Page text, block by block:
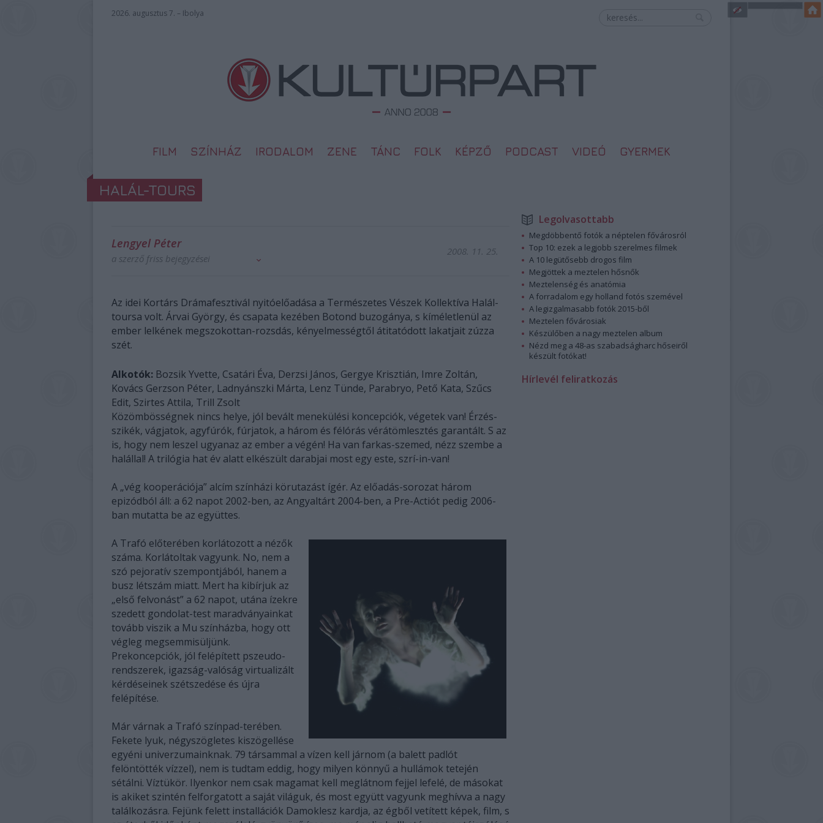
2026. augusztus 7. – Ibolya
FILM SZÍNHÁZ IRODALOM ZENE TÁNC FOLK KÉPZŐ PODCAST VIDEÓ GYERMEK
HALÁL-TOURS
Lengyel Péter
a szerző friss bejegyzései
2008. 11. 25.
Az idei Kortárs Drámafesztivál nyitóelőadása a Természetes Vészek Kollektíva Halál-
toursa volt. Árvai György, és csapata kezében Botond buzogánya, s kíméletlenül az
ember lelkének megszokottan-rozsdás, kényelmességtől átitatódott lakatjait zúzza
szét.
Alkotók: Bozsik Yvette, Csatári Éva, Derzsi János, Gergye Krisztián, Imre Zoltán,
Kovács Gerzson Péter, Ladnyánszki Márta, Lenz Tünde, Parabryo, Pető Kata, Szűcs
Edit, Szirtes Attila, Trill Zsolt
Közömbösségnek nincs helye, jól bevált menekülési koncepciók, végetek van! Érzés-
szikék, vágjatok, agyfúrók, fúrjatok, a három és félórás vérátömlesztés garantált. S az
is, hogy nem leszel ugyanaz az ember a végén! Ha van farkas-szemed, nézz szembe a
halállal! A trilógia hat év alatt elkészült darabjai most egy este, szrí-in-van!
A „vég kooperációja” alcím színházi körutazást ígér. Az előadás-sorozat három
epizódból áll: a 62 napot 2002-ben, az Angyaltárt 2004-ben, a Pre-Actiót pedig 2006-
ban mutatta be az együttes.
A Trafó előterében korlátozott a nézők
száma. Korlátoltak vagyunk. No, nem a
szó pejoratív szempontjából, hanem a
busz létszám miatt. Mert ha kibírjuk az
„első felvonást” a 62 napot, utána ízekre
szedett gondolat-test maradványainkat
tovább viszik a Mu színházba, hogy ott
végleg megsemmisüljünk.
Prekoncepciók, jól felépített pszeudo-
rendszerek, igazság-valóság virtualizált
kérdéseinek szétszedése és újra
felépítése.
Már várnak a Trafó színpad-terében.
Fekete lyuk, négyszögletes kiszögellése
egyéni univerzumainknak. 79 társammal a vízen kell járnom (a balett padlót
felöntötték vízzel), nem is tudtam eddig, hogy milyen könnyű a hullámok tetején
sétálni. Víztükör. Ilyenkor nem csak magamat kell meglátnom fejjel lefelé, de másokat
is akiket szintén felforgatott a saját világuk, és most együtt vagyunk meghívva a nagy
találkozásra. Fejünk felett installációk Damoklesz kardja, az égből vetített képek, film, s
Legolvasottabb
Megdöbbentő fotók a néptelen fővárosról
Top 10: ezek a legjobb szerelmes filmek
A 10 legütősebb drogos film
Megjöttek a meztelen hősnők
Meztelenség és anatómia
A forradalom egy holland fotós szemével
A legizgalmasabb fotók 2015-ből
Meztelen fővárosiak
Készülőben a nagy meztelen album
Nézd meg a 48-as szabadságharc hőseiről
készült fotókat!
Hírlevél feliratkozás